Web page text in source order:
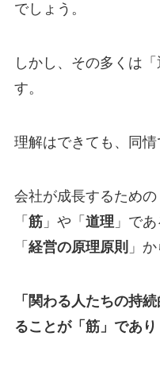
でしょう。
しかし、その多くは
す。
理解はできても、同情
会社が成長するための
「 筋」や「 道理 」であ
「 経営の原理原則 」
「関わる人たちの持
ることが「筋」であり